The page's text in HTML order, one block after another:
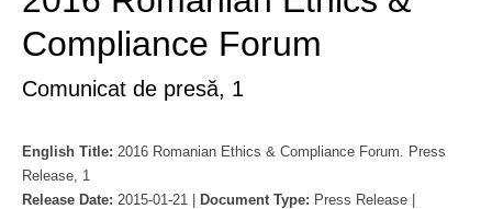
Compliance Forum
Comunicat de presă, 1
English Title: 2016 Romanian Ethics & Compliance Forum. Press
Release, 1
Release Date: 2015-01-21 | Document Type: Press Release |